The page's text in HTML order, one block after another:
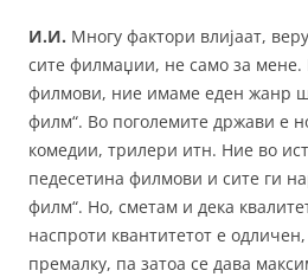
И.И. Многу фактори влијаат,
сите филмаџии, не само за
филмови, ние имаме еден жанр
филм“. Во поголемите држави е
комедии, трилери итн. Ние во
педесетина филмови и сите ги
филм“. Но, сметам и дека
наспроти квантитетот е
премалку, па затоа се дава